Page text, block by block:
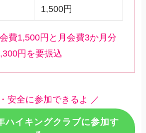
1,500円
費1,500円と月会費3か月分
円を要振込
安全に参加できるよ ／
ハイキングクラブに参加す